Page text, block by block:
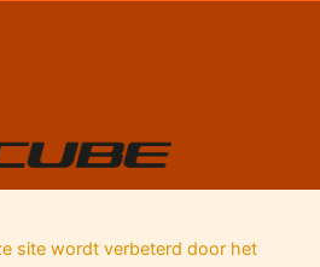
site wordt verbeterd door het